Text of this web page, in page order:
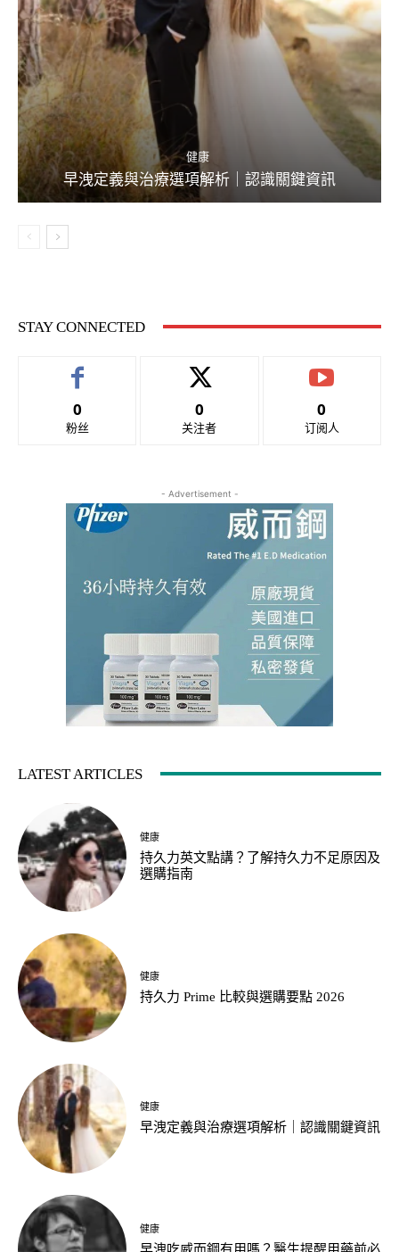
健康
早洩定義與治療選項解析｜認識關鍵資訊
STAY CONNECTED
0
粉丝
0
关注者
0
订阅人
- Advertisement -
LATEST ARTICLES
健康
持久力英文點講？了解持久力不足原因及
選購指南
健康
持久力 Prime 比較與選購要點 2026
健康
早洩定義與治療選項解析｜認識關鍵資訊
健康